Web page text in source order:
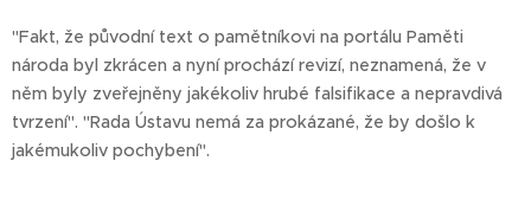
"Fakt, že původní text o pamětníkovi na portálu Paměti
národa byl zkrácen a nyní prochází revizí, neznamená, že v
něm byly zveřejněny jakékoliv hrubé falsifikace a nepravdivá
tvrzení". "Rada Ústavu nemá za prokázané, že by došlo k
jakémukoliv pochybení".